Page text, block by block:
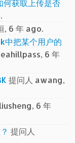
获取上传是否
, 6 年 ago.
把某个用户的
6 年
提问人 awang,
6 年
提问人